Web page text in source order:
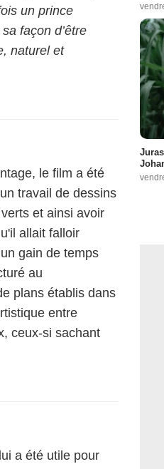
un prince
façon d’être
naturel et
le film a été
travail de dessins
et ainsi avoir
allait falloir
gain de temps
au
plans établis dans
entre
ceux-si sachant
a été utile pour